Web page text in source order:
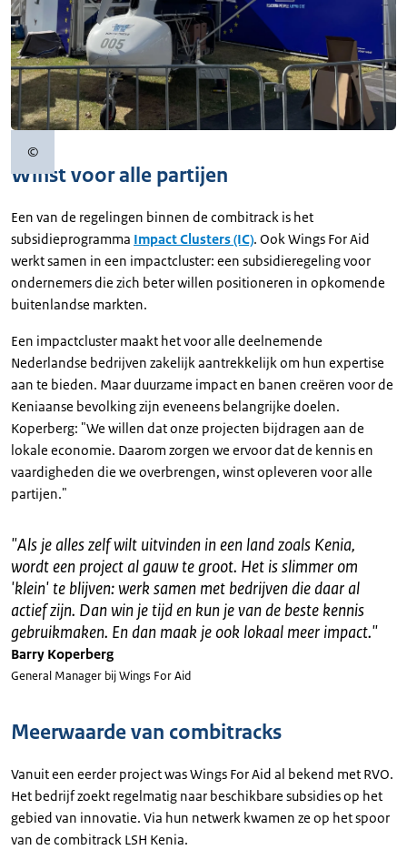
©Copyrightinformatie
Winst voor alle partijen
Een van de regelingen binnen de combitrack is het
subsidieprogramma Impact Clusters (IC). Ook Wings For Aid
werkt samen in een impactcluster: een subsidieregeling voor
ondernemers die zich beter willen positioneren in opkomende
buitenlandse markten.
Een impactcluster maakt het voor alle deelnemende
Nederlandse bedrijven zakelijk aantrekkelijk om hun expertise
aan te bieden. Maar duurzame impact en banen creëren voor de
Keniaanse bevolking zijn eveneens belangrijke doelen.
Koperberg: "We willen dat onze projecten bijdragen aan de
lokale economie. Daarom zorgen we ervoor dat de kennis en
vaardigheden die we overbrengen, winst opleveren voor alle
partijen."
"Als je alles zelf wilt uitvinden in een land zoals Kenia,
wordt een project al gauw te groot. Het is slimmer om
'klein' te blijven: werk samen met bedrijven die daar al
actief zijn. Dan win je tijd en kun je van de beste kennis
gebruikmaken. En dan maak je ook lokaal meer impact."
Barry Koperberg
General Manager bij Wings For Aid
Meerwaarde van combitracks
Vanuit een eerder project was Wings For Aid al bekend met RVO.
Het bedrijf zoekt regelmatig naar beschikbare subsidies op het
gebied van innovatie. Via hun netwerk kwamen ze op het spoor
van de combitrack LSH Kenia.